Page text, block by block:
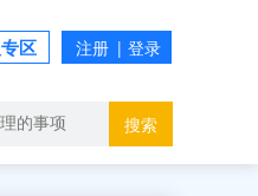
区
搜索